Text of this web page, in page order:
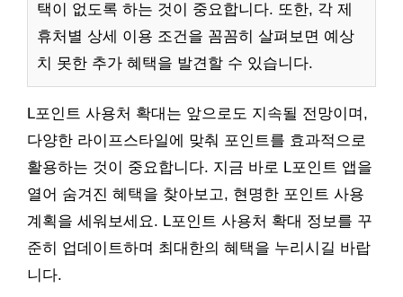
택이 없도록 하는 것이 중요합니다. 또한, 각 제
휴처별 상세 이용 조건을 꼼꼼히 살펴보면 예상
치 못한 추가 혜택을 발견할 수 있습니다.
L포인트 사용처 확대는 앞으로도 지속될 전망이며,
다양한 라이프스타일에 맞춰 포인트를 효과적으로
활용하는 것이 중요합니다. 지금 바로 L포인트 앱을
열어 숨겨진 혜택을 찾아보고, 현명한 포인트 사용
계획을 세워보세요. L포인트 사용처 확대 정보를 꾸
준히 업데이트하며 최대한의 혜택을 누리시길 바랍
니다.